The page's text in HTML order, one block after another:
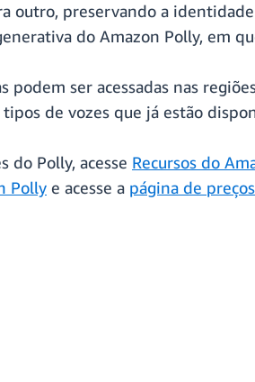
outro, preservando a
do Amazon Polly, em
podem ser acessadas nas
de vozes que já estão
do Polly, acesse Recursos do
Polly e acesse a página de preços